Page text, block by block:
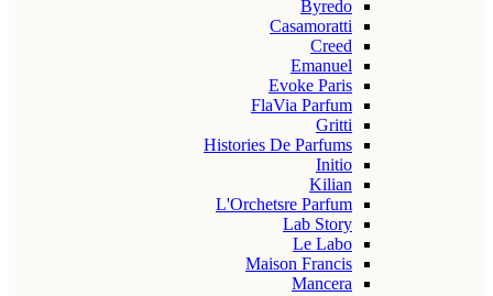
Byredo
Casamoratti
Creed
Emanuel
Evoke Paris
FlaVia Parfum
Gritti
Histories De Parfums
Initio
Kilian
L'Orchetsre Parfum
Lab Story
Le Labo
Maison Francis
Mancera